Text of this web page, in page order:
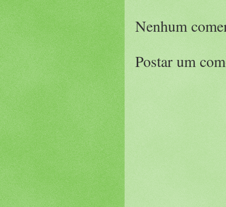
Nenhum
Postar um